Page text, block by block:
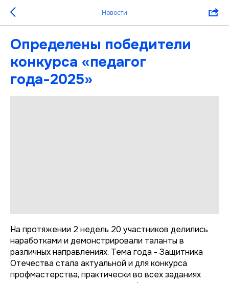
Новости
Определены победители
конкурса «педагог
года-2025»
На протяжении 2 недель 20 участников делились
наработками и демонстрировали таланты в
различных направлениях. Тема года - Защитника
Отечества стала актуальной и для конкурса
профмастерства, практически во всех заданиях